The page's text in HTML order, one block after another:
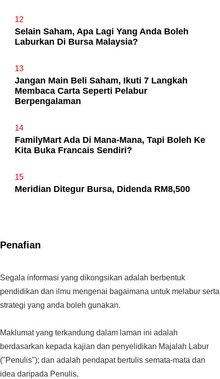
12
Selain Saham, Apa Lagi Yang Anda Boleh
Laburkan Di Bursa Malaysia?
13
Jangan Main Beli Saham, Ikuti 7 Langkah
Membaca Carta Seperti Pelabur
Berpengalaman
14
FamilyMart Ada Di Mana-Mana, Tapi Boleh Ke
Kita Buka Francais Sendiri?
15
Meridian Ditegur Bursa, Didenda RM8,500
Penafian
Segala informasi yang dikongsikan adalah berbentuk
pendidikan dan ilmu mengenai bagaimana untuk melabur serta
strategi yang anda boleh gunakan.
Maklumat yang terkandung dalam laman ini adalah
berdasarkan kepada kajian dan penyelidikan Majalah Labur
("Penulis"); dan adalah pendapat bertulis semata-mata dan
idea daripada Penulis,